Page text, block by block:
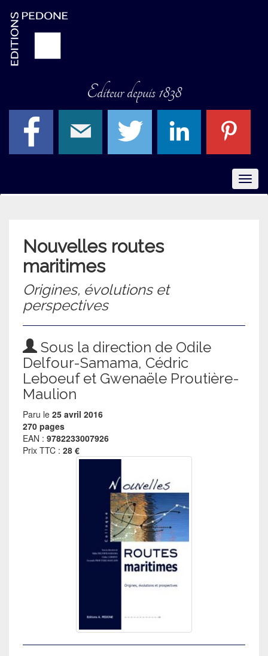
Editeur depuis 1838
Menu
Nouvelles routes
maritimes
Origines, évolutions et
perspectives
Sous la direction de Odile
Delfour-Samama, Cédric
Leboeuf et Gwenaële Proutière-
Maulion
Paru le25 avril 2016
270 pages
EAN :9782233007926
Prix TTC :28 €